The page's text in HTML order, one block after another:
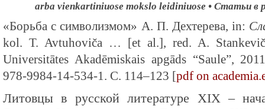
arba vienkartiniuose mokslo leidiniuose • Статьи в
«Борьба с символизмом» А. П. Дехтерева, in:
kol. T. Avtuhoviča … [et al.], red. A.
Universitātes Akadēmiskais apgāds “Saule”,
978-9984-14-534-1. С. 114–123 [pdf on
Литовцы в русской литературе XIX –